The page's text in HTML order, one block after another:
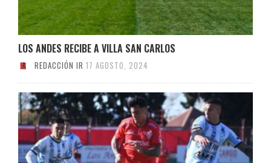
LOS ANDES RECIBE A VILLA SAN CARLOS
REDACCIÓN IR 17 AGOSTO, 2024